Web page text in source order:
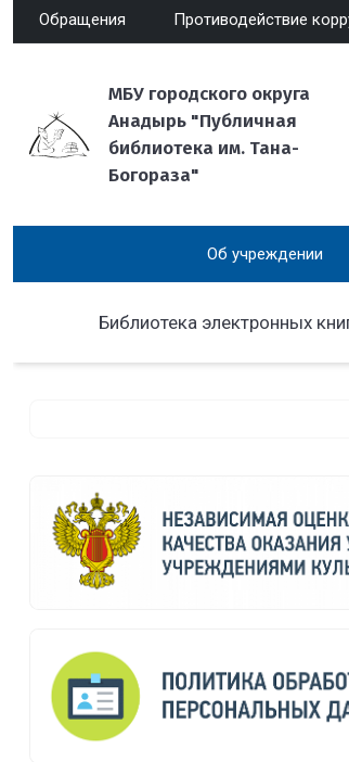
Обращения Противодействие
МБУ городского округа
Анадырь "Публичная
библиотека им. Тана-
Богораза"
Об учреждении
Библиотека электронных